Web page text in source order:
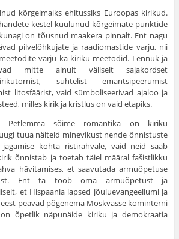
kõrgeimaiks ehitussiks Euroopas kirikud.
kestel kuulunud kõrgeimate punktide
on tõusnud maakera pinnalt. Ent nagu
pilvelõhkujate ja raadiomastide varju, nii
varju ka kiriku meetodid. Lennuk ja
mitte ainult väliselt sajakordset
suhtelist emantsipeerumist
litosfäärist, vaid sümboliseerivad ajaloo ja
milles kirik ja kristlus on vaid etapiks.
Petlemma sõime romantika on kiriku
tuua näiteid minevikust nende õnnistuste
kohta ristirahvale, vaid neid saab
õnnistab ja toetab täiel määral fašistlikku
hävitamises, et saavutada armuõpetuse
Ent ta toob oma armuõpetust ja
et Hispaania lapsed jõuluevangeeliumi ja
peavad põgenema Moskvasse kominterni
on õpetlik näpunäide kiriku ja demokraatia